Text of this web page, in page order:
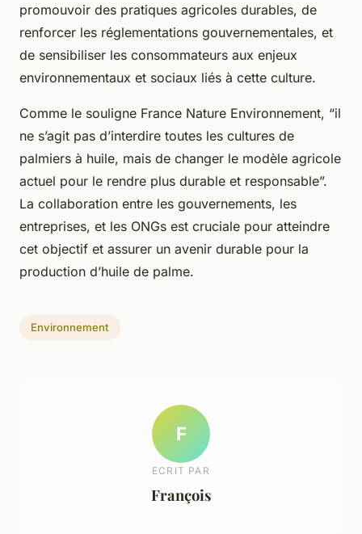
promouvoir des pratiques agricoles durables, de
renforcer les réglementations gouvernementales, et
de sensibiliser les consommateurs aux enjeux
environnementaux et sociaux liés à cette culture.
Comme le souligne France Nature Environnement, “il
ne s’agit pas d’interdire toutes les cultures de
palmiers à huile, mais de changer le modèle agricole
actuel pour le rendre plus durable et responsable”.
La collaboration entre les gouvernements, les
entreprises, et les ONGs est cruciale pour atteindre
cet objectif et assurer un avenir durable pour la
production d’huile de palme.
Environnement
F
ECRIT PAR
François